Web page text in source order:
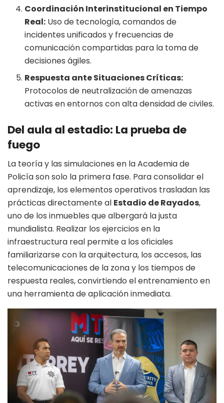
Coordinación Interinstitucional en Tiempo
Real: Uso de tecnología, comandos de
incidentes unificados y frecuencias de
comunicación compartidas para la toma de
decisiones ágiles.
Respuesta ante Situaciones Críticas:
Protocolos de neutralización de amenazas
activas en entornos con alta densidad de civiles.
Del aula al estadio: La prueba de
fuego
La teoría y las simulaciones en la Academia de
Policía son solo la primera fase. Para consolidar el
aprendizaje, los elementos operativos trasladan las
prácticas directamente al Estadio de Rayados,
uno de los inmuebles que albergará la justa
mundialista. Realizar los ejercicios en la
infraestructura real permite a los oficiales
familiarizarse con la arquitectura, los accesos, las
telecomunicaciones de la zona y los tiempos de
respuesta reales, convirtiendo el entrenamiento en
una herramienta de aplicación inmediata.